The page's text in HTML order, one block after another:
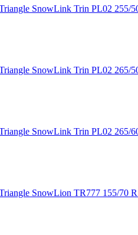
SnowLink Trin PL02 255/
SnowLink Trin PL02 265/
SnowLink Trin PL02 265/
SnowLion TR777 155/70